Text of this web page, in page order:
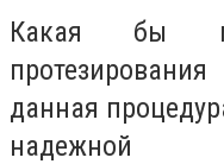
Какая бы
данная
надежной